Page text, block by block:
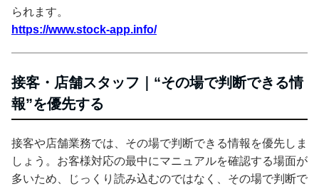
られます。
https://www.stock-app.info/
接客・店舗スタッフ｜“その場で判断できる情
報”を優先する
接客や店舗業務では、その場で判断できる情報を優先しま
しょう。お客様対応の最中にマニュアルを確認する場面が
多いため、じっくり読み込むのではなく、その場で判断で